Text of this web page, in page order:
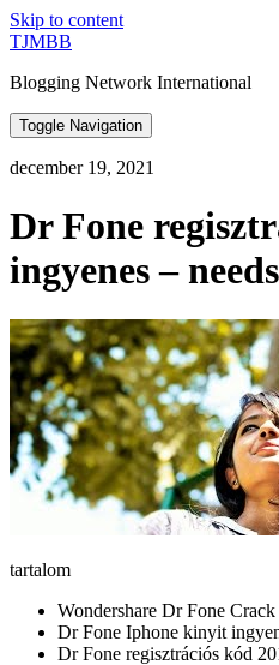
Skip to content
TJMBB
Blogging Network International
Toggle Navigation
december 19, 2021
Dr Fone
ingyenes –
tartalom
Wondershare Dr Fone Crack
Dr Fone Iphone kinyit
Dr Fone regisztrációs kód